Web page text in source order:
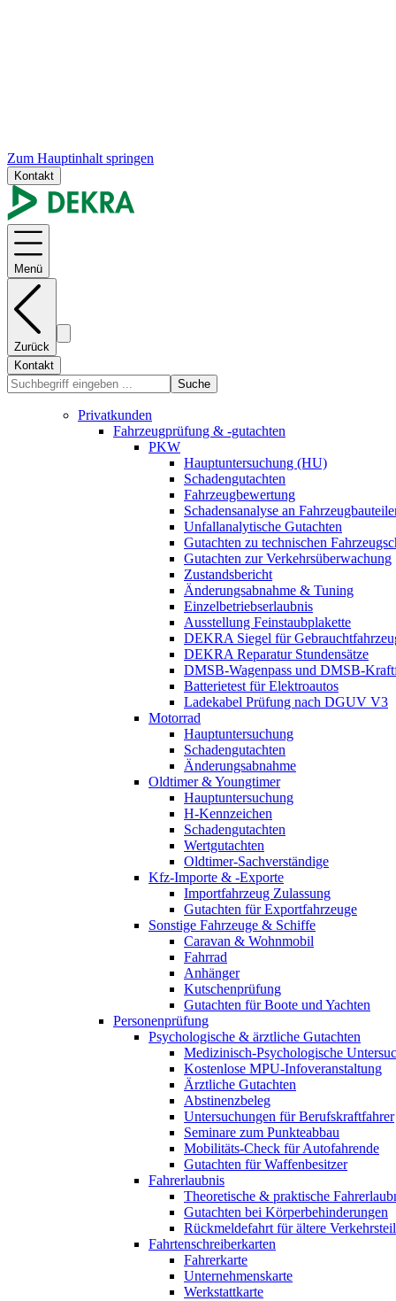
Zum Hauptinhalt springen
Kontakt
Menü
Zurück
Kontakt
Suche
Privatkunden
Fahrzeugprüfung & -gutachten
PKW
Hauptuntersuchung (HU)
Schadengutachten
Fahrzeugbewertung
Schadensanalyse an
Unfallanalytische Gutachten
Gutachten zu technischen
Gutachten zur Verkehrsüberwachung
Zustandsbericht
Änderungsabnahme & Tuning
Einzelbetriebserlaubnis
Ausstellung Feinstaubplakette
DEKRA Siegel für
DEKRA Reparatur Stundensätze
DMSB-Wagenpass und DMSB-
Batterietest für Elektroautos
Ladekabel Prüfung nach DGUV V3
Motorrad
Hauptuntersuchung
Schadengutachten
Änderungsabnahme
Oldtimer & Youngtimer
Hauptuntersuchung
H-Kennzeichen
Schadengutachten
Wertgutachten
Oldtimer-Sachverständige
Kfz-Importe & -Exporte
Importfahrzeug Zulassung
Gutachten für Exportfahrzeuge
Sonstige Fahrzeuge & Schiffe
Caravan & Wohnmobil
Fahrrad
Anhänger
Kutschenprüfung
Gutachten für Boote und Yachten
Personenprüfung
Psychologische & ärztliche Gutachten
Medizinisch-Psychologische
Kostenlose MPU-Infoveranstaltung
Ärztliche Gutachten
Abstinenzbeleg
Untersuchungen für Berufskraftfahrer
Seminare zum Punkteabbau
Mobilitäts-Check für Autofahrende
Gutachten für Waffenbesitzer
Fahrerlaubnis
Theoretische & praktische
Gutachten bei Körperbehinderungen
Rückmeldefahrt für ältere
Fahrtenschreiberkarten
Fahrerkarte
Unternehmenskarte
Werkstattkarte